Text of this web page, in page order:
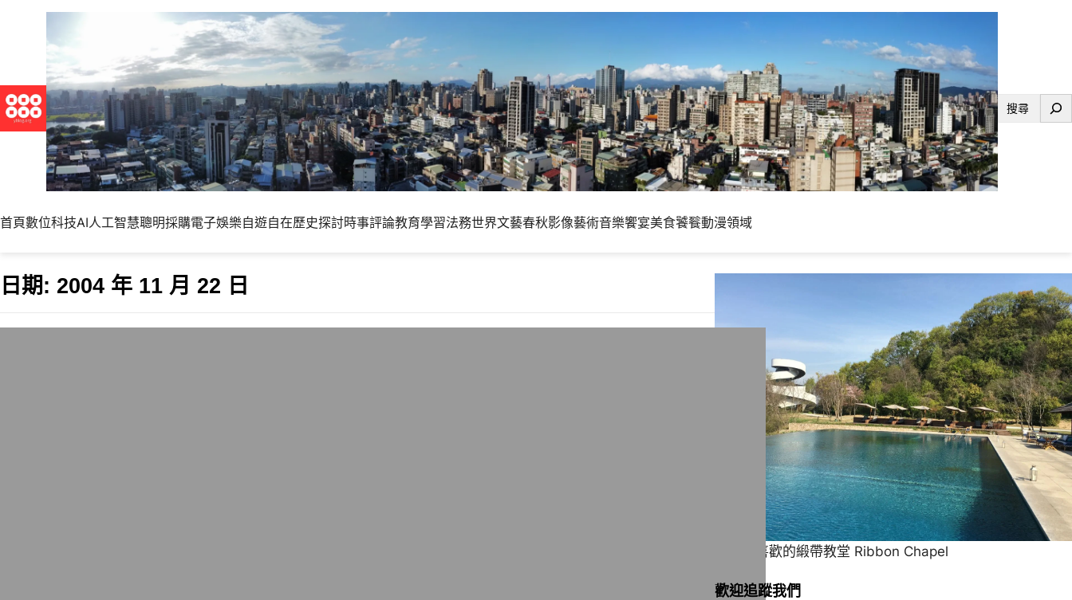
搜
首頁數位科技AI人工智慧聰明採購電子娛樂自遊自在歷史探討時事評論教育學習法務世界文藝春秋影像藝術音樂饗宴美食饕餮動漫領域
日期: 2004 年 11 月 22 日
一直很喜歡的緞帶教堂 Ribbon Chapel
歡迎追蹤我們